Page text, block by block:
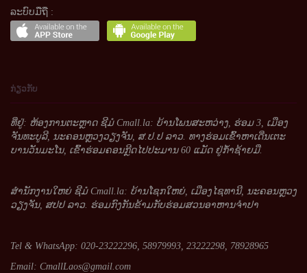
ລະບົບມືຖື :
ກ່ຽວກັບ
ທີ່ຢູ່: ຫ້ອງການຕະຫຼາດ ຊີມໍ Cmall.la: ບ້ານໂພນສະຫວ່າງ, ຮ່ອມ 3, ເມືອງ
ຈັນທະບູລີ, ນະຄອນຫຼວງວຽງຈັນ, ສ.ປ.ປ ລາວ. ທາງຮ່ອມເຂົ້າຫາເດີ່ນເຕະ
ບານວັນມະໂນ, ເຂົ້າຮ່ອມຄອນກຼີດໄປປະມານ 60 ແມັດ ຢູ່ກໍ້າຊ້າຍມື.
ສໍານັກງານໃຫຍ່ ຊີມໍ Cmall.la: ບ້ານໂຊກໃຫຍ່, ເມືອງໄຊທານີ, ນະຄອນຫຼວງ
ວຽງຈັນ, ສປປ ລາວ. ຮ່ອມກົງກັນຂ້າມກັບຮ່ອມສວນອາຫານຈໍາປາ
Tel & WhatsApp: 020-23222296, 58979993, 23222298, 78928965
Email: CmallLaos@gmail.com